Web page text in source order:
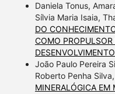
Daniela Tonus,
Sílvia Maria Isaia,
DO
COMO
João Paulo Pereira
Roberto Penha Silva,
MINERALÓGICA EM